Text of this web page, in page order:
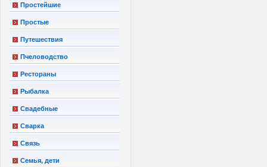
Простейшие
Простые
Путешествия
Пчеловодство
Рестораны
Рыбалка
Свадебные
Сварка
Связь
Семья, дети